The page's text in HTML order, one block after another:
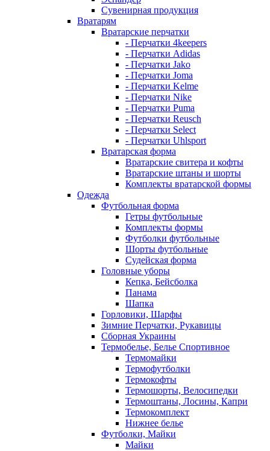
Сувенирная продукция
Вратарям
Вратарские перчатки
- Перчатки 4keepers
- Перчатки Adidas
- Перчатки Jako
- Перчатки Joma
- Перчатки Kelme
- Перчатки Nike
- Перчатки Puma
- Перчатки Reusch
- Перчатки Select
- Перчатки Uhlsport
Вратарская форма
Вратарские свитера и кофты
Вратарские штаны и шорты
Комплекты вратарской формы
Одежда
Футбольная форма
Гетры футбольные
Комплекты формы
Футболки футбольные
Шорты футбольные
Судейская форма
Головные уборы
Кепка, Бейсболка
Панама
Шапка
Горловики, Шарфы
Зимние Перчатки, Рукавицы
Сборная Украины
Термобелье, Белье Спортивное
Термомайки
Термофутболки
Термокофты
Термошорты, Велосипедки
Термоштаны, Лосины, Капри
Термокомплект
Нижнее белье
Футболки, Майки
Майки